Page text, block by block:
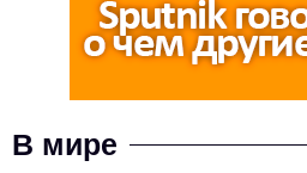
В мире